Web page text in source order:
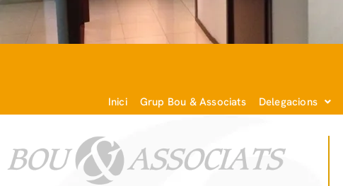
Inici Grup Bou & Associats Delegacions